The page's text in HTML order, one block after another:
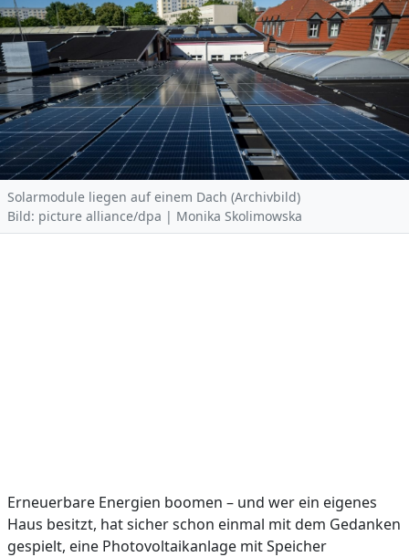
Solarmodule liegen auf einem Dach (Archivbild)
Bild: picture alliance/dpa | Monika Skolimowska
Erneuerbare Energien boomen – und wer ein eigenes
Haus besitzt, hat sicher schon einmal mit dem Gedanken
gespielt, eine Photovoltaikanlage mit Speicher